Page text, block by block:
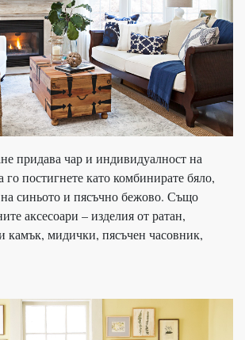
придава чар и индивидуалност на
постигнете като комбинирате бяло,
синьото и пясъчно бежово. Също
аксесоари – изделия от ратан,
камък, мидички, пясъчен часовник,